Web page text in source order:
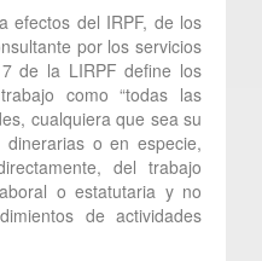
efectos del IRPF, de los
por los servicios
de la LIRPF define los
como “todas las
cualquiera que sea su
dinerarias o en especie,
del trabajo
o estatutaria y no
de actividades